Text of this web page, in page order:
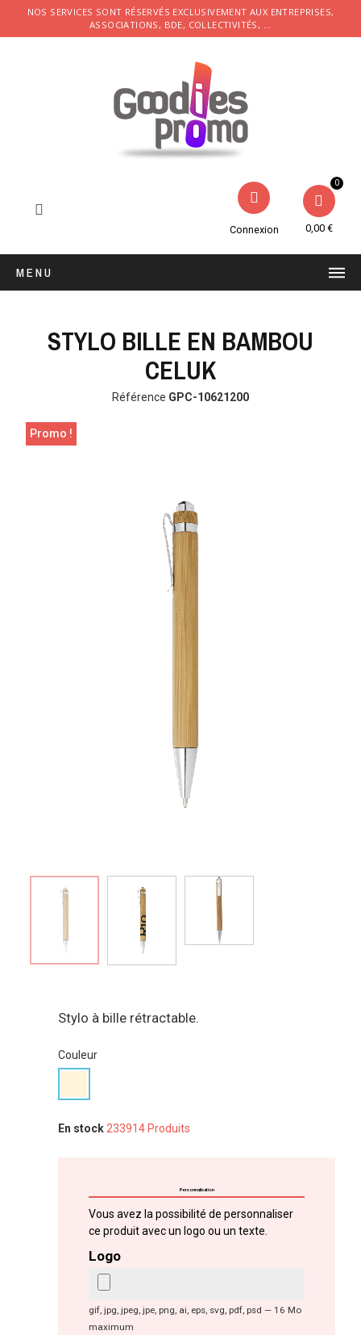
NOS SERVICES SONT RÉSERVÉS EXCLUSIVEMENT AUX ENTREPRISES,
ASSOCIATIONS, BDE, COLLECTIVITÉS, ...
Connexion 0,00 €
MENU
STYLO BILLE EN BAMBOU
CELUK
Référence GPC-10621200
Promo !
Stylo à bille rétractable.
Couleur
En stock 233914 Produits
Personnalisation
Vous avez la possibilité de personnaliser
ce produit avec un logo ou un texte.
Logo
gif, jpg, jpeg, jpe, png, ai, eps, svg, pdf, psd — 16 Mo
maximum